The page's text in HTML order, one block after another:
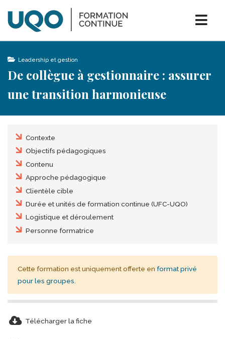
Aller au contenu principal
shopping_cart0
bars
folder_open Leadership et gestion
De collègue à gestionnaire : assurer
une transition harmonieuse
Table des matières
Contexte
Objectifs pédagogiques
Contenu
Approche pédagogique
Clientèle cible
Durée et unités de formation continue (UFC-UQO)
Logistique et déroulement
Personne formatrice
Cette formation est uniquement offerte en format privé
pour les groupes
cloud-download-alt Télécharger la fiche